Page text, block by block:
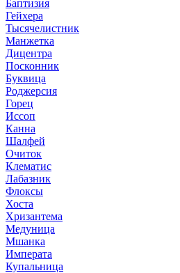
Баптизия
Гейхера
Тысячелистник
Манжетка
Дицентра
Посконник
Буквица
Роджерсия
Горец
Иссоп
Канна
Шалфей
Очиток
Клематис
Лабазник
Флоксы
Хоста
Хризантема
Медуница
Мшанка
Императа
Купальница